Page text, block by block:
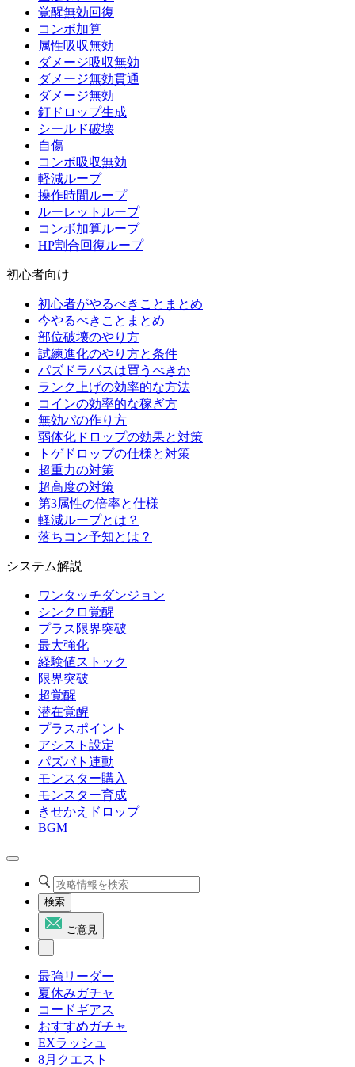
覚醒無効回復
コンボ加算
属性吸収無効
ダメージ吸収無効
ダメージ無効貫通
ダメージ無効
釘ドロップ生成
シールド破壊
自傷
コンボ吸収無効
軽減ループ
操作時間ループ
ルーレットループ
コンボ加算ループ
HP割合回復ループ
初心者向け
初心者がやるべきことまとめ
今やるべきことまとめ
部位破壊のやり方
試練進化のやり方と条件
パズドラパスは買うべきか
ランク上げの効率的な方法
コインの効率的な稼ぎ方
無効パの作り方
弱体化ドロップの効果と対策
トゲドロップの仕様と対策
超重力の対策
超高度の対策
第3属性の倍率と仕様
軽減ループとは？
落ちコン予知とは？
システム解説
ワンタッチダンジョン
シンクロ覚醒
プラス限界突破
最大強化
経験値ストック
限界突破
超覚醒
潜在覚醒
プラスポイント
アシスト設定
パズバト連動
モンスター購入
モンスター育成
きせかえドロップ
BGM
検索
ご意見
最強リーダー
夏休みガチャ
コードギアス
おすすめガチャ
EXラッシュ
8月クエスト